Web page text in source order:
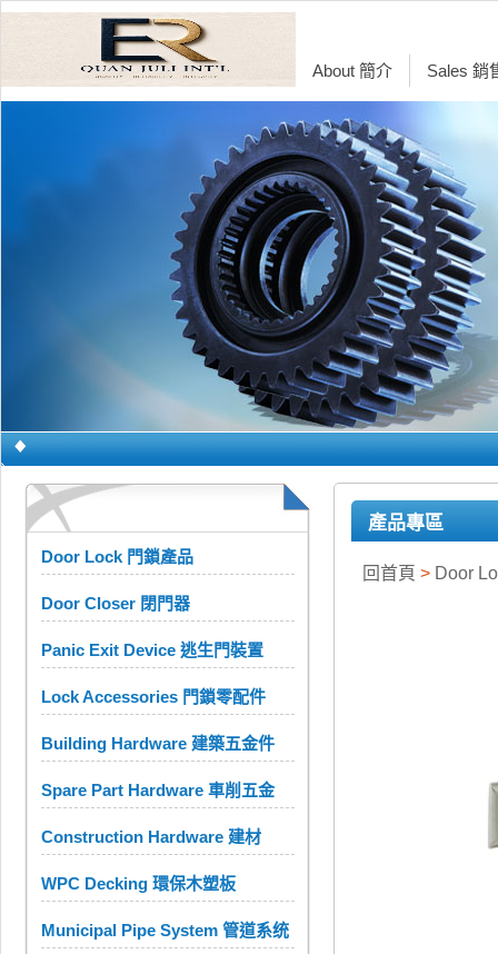
About 簡介 Sales 銷
Door Lock 門鎖產品
Door Closer 閉門器
Panic Exit Device 逃生門裝置
Lock Accessories 門鎖零配件
Building Hardware 建築五金件
Spare Part Hardware 車削五金
Construction Hardware 建材
WPC Decking 環保木塑板
Municipal Pipe System 管道系统
產品專區
回首頁 > Door